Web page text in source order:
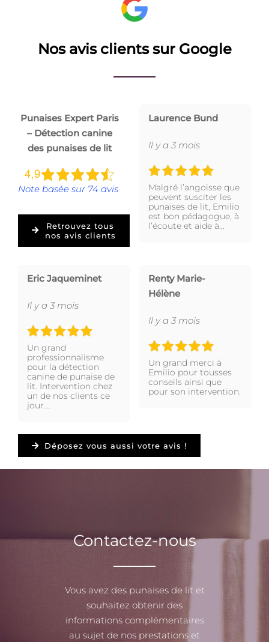
Nos avis clients sur Google
Punaises Expert Paris
– Détection canine
des punaises de lit
Note basée sur 74 avis
Retrouvez tous
nos avis clients
Laurence Bund
Il y a 3 mois
Malgré l’angoisse que
peuvent susciter les
punaises de lit, Emilio
est bon pédagogue, à
l’écoute et aide à…
Eric Jaqueminet
Il y a 3 mois
Un grand
professionnalisme
pour la détection
canine de punaise de
lit. Intervention chez
un de nos clients ce
jour….
Renty Marie-
Hélène
Il y a 3 mois
Un grand merci à
Emilio pour tousses
conseils ainsi que
pour son intervention.
Déposez vous aussi votre avis !
Contactez-nous
Vous avez des punaises de lit et
souhaitez obtenir des
informations complémentaires
au sujet de nos prestations et